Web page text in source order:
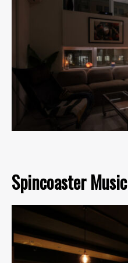
Spincoaster